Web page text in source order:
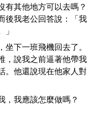
有其他地方可以去嗎？
後我老公回答說：「我
」
下一班飛機回去了。
，說我之前逼著他帶我
。他還說現在他家人對
，我應該怎麼做嗎？